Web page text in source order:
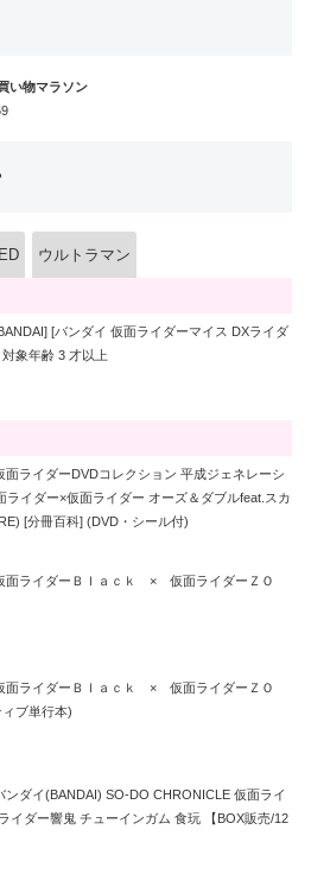
い物マラソン
ウルトラマン
[バンダイ 仮面ライダーマイス DXライダ
象年齢 3 才以上
面ライダーDVDコレクション 平成ジェネレーシ
ライダー×仮面ライダー オーズ＆ダブルfeat.スカ
[分冊百科] (DVD・シール付)
面ライダーＢｌａｃｋ × 仮面ライダーＺＯ
面ライダーＢｌａｃｋ × 仮面ライダーＺＯ
ブ単行本)
ンダイ(BANDAI) SO-DO CHRONICLE 仮面ライ
イダー響鬼 チューインガム 食玩 【BOX販売/12